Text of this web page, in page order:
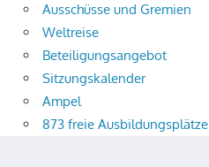
Ausschüsse und Gremien
Weltreise
Beteiligungsangebot
Sitzungskalender
Ampel
873 freie Ausbildungsplätze